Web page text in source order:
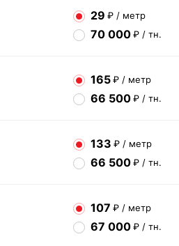
29 ₽ / метр
70 000 ₽ / тн.
165 ₽ / метр
66 500 ₽ / тн.
133 ₽ / метр
66 500 ₽ / тн.
107 ₽ / метр
67 000 ₽ / тн.